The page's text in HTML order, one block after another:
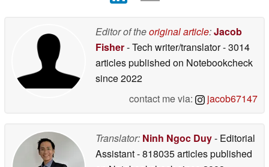
Editor of theoriginal article:Jacob
Fisher- Tech writer/translator- 3014
articles published on Notebookcheck
since 2022
contact me via:
jacob67147
Translator: Ninh Ngoc Duy- Editorial
Assistant- 818035 articles published